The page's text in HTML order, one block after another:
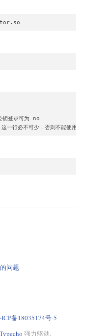
登录可为 no
必不可少，否则不能使用
问题
备18035174号-5
Typecho 强力驱动.